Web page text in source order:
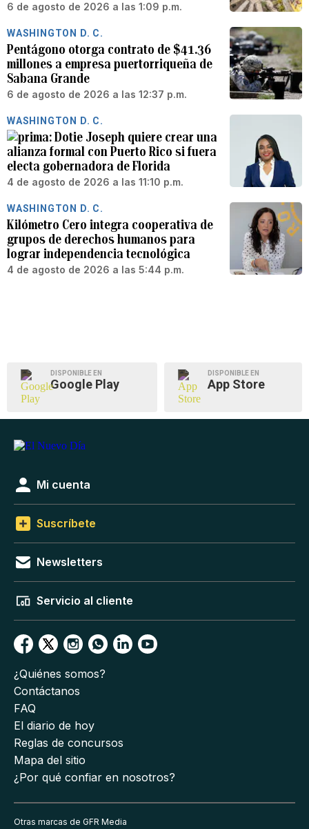
6 de agosto de 2026 a las 1:09 p.m.
WASHINGTON D. C.
Pentágono otorga contrato de $41.36
millones a empresa puertorriqueña de
Sabana Grande
6 de agosto de 2026 a las 12:37 p.m.
WASHINGTON D. C.
Dotie Joseph quiere crear una
alianza formal con Puerto Rico si fuera
electa gobernadora de Florida
4 de agosto de 2026 a las 11:10 p.m.
WASHINGTON D. C.
Kilómetro Cero integra cooperativa de
grupos de derechos humanos para
lograr independencia tecnológica
4 de agosto de 2026 a las 5:44 p.m.
DISPONIBLE EN
Google Play
DISPONIBLE EN
App Store
Mi cuenta
Suscríbete
Newsletters
Servicio al cliente
¿Quiénes somos?
Contáctanos
FAQ
El diario de hoy
Reglas de concursos
Mapa del sitio
¿Por qué confiar en nosotros?
Otras marcas de GFR Media